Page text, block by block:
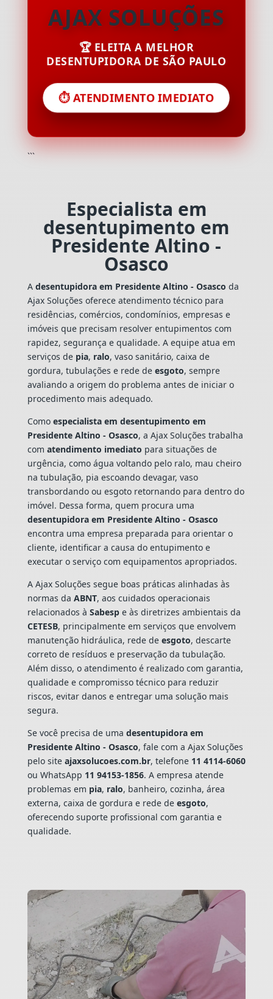
AJAX SOLUÇÕES
🏆 ELEITA A MELHOR
DESENTUPIDORA DE SÃO PAULO
⏱️ ATENDIMENTO IMEDIATO
```
Especialista em
desentupimento em
Presidente Altino -
Osasco
A desentupidora em Presidente Altino - Osasco da
Ajax Soluções oferece atendimento técnico para
residências, comércios, condomínios, empresas e
imóveis que precisam resolver entupimentos com
rapidez, segurança e qualidade. A equipe atua em
serviços de pia, ralo, vaso sanitário, caixa de
gordura, tubulações e rede de esgoto, sempre
avaliando a origem do problema antes de iniciar o
procedimento mais adequado.
Como especialista em desentupimento em
Presidente Altino - Osasco, a Ajax Soluções trabalha
com atendimento imediato para situações de
urgência, como água voltando pelo ralo, mau cheiro
na tubulação, pia escoando devagar, vaso
transbordando ou esgoto retornando para dentro do
imóvel. Dessa forma, quem procura uma
desentupidora em Presidente Altino - Osasco
encontra uma empresa preparada para orientar o
cliente, identificar a causa do entupimento e
executar o serviço com equipamentos apropriados.
A Ajax Soluções segue boas práticas alinhadas às
normas da ABNT, aos cuidados operacionais
relacionados à Sabespe às diretrizes ambientais da
CETESB, principalmente em serviços que envolvem
manutenção hidráulica, rede de esgoto, descarte
correto de resíduos e preservação da tubulação.
Além disso, o atendimento é realizado com garantia,
qualidade e compromisso técnico para reduzir
riscos, evitar danos e entregar uma solução mais
segura.
Se você precisa de uma desentupidora em
Presidente Altino - Osasco, fale com a Ajax Soluções
pelo site ajaxsolucoes.com.br, telefone 11 4114-6060
ou WhatsApp 11 94153-1856. A empresa atende
problemas em pia, ralo, banheiro, cozinha, área
externa, caixa de gordura e rede de esgoto,
oferecendo suporte profissional com garantia e
qualidade.